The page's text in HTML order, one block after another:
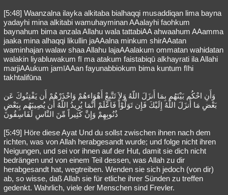
[5:48] Waanzalna ilayka alkitaba bialhaqqi musaddiqan lima bayna
yadayhi mina alkitabi wamuhayminan AAalayhi faohkum
baynahum bima anzala Allahu wala tattabiAA ahwaahum AAamma
jaaka mina alhaqqi likullin jaAAalna minkum shirAAatan
waminhajan walaw shaa Allahu lajaAAalakum ommatan wahidatan
walakin liyabluwakum fī ma atakum faistabiqū alkhayrati ila Allahi
marjiAAukum jamīAAan fayunabbiokum bima kuntum fīhi
takhtalifūna
وَأَنِ احْكُم بَيْنَهُم بِمَا أَنزَلَ اللّهُ وَلاَ تَتَّبِعْ أَهْوَاءهُمْ وَاحْذَرْهُمْ أَن يَفْتِنُوكَ عَن
بَعْضِ مَا أَنزَلَ اللّهُ إِلَيْكَ فَإِن تَوَلَّوْاْ فَاعْلَمْ أَنَّمَا يُرِيدُ اللّهُ أَن يُصِيبَهُم بِبَعْضِ
ذُنُوبِهِمْ وَإِنَّ كَثِيراً مِّنَ النَّاسِ لَفَاسِقُونَ
[5:49] Höre diese Ayat Und du sollst zwischen ihnen nach dem
richten, was von Allah herabgesandt wurde; und folge nicht ihren
Neigungen, und sei vor ihnen auf der Hut, damit sie dich nicht
bedrängen und von einem Teil dessen, was Allah zu dir
herabgesandt hat, wegtreiben. Wenden sie sich jedoch (von dir)
ab, so wisse, daß Allah sie für etliche ihrer Sünden zu treffen
gedenkt. Wahrlich, viele der Menschen sind Frevler.